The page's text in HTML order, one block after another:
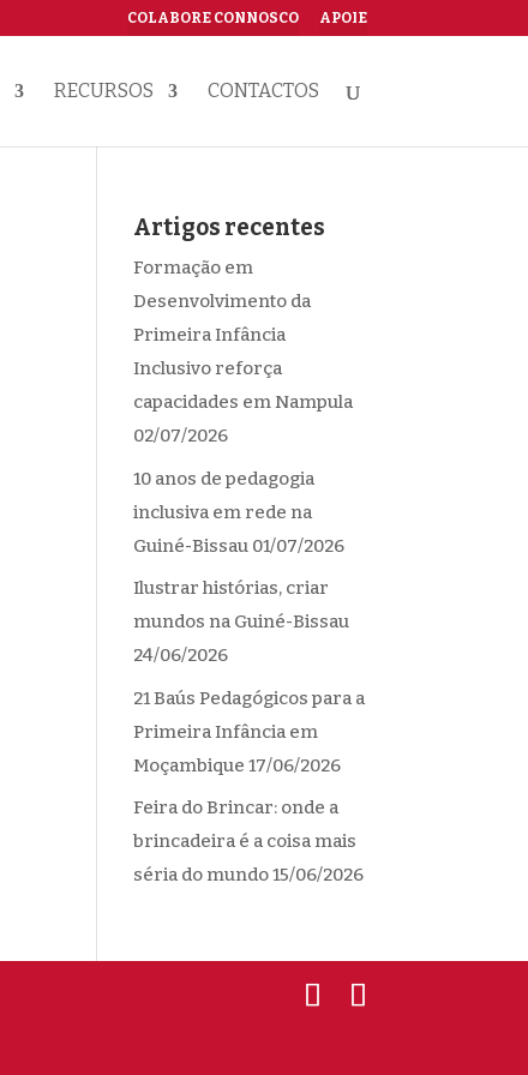
COLABORE CONNOSCO APOIE
RECURSOS CONTACTOS
Artigos recentes
Formação em
Desenvolvimento da
Primeira Infância
Inclusivo reforça
capacidades em Nampula
02/07/2026
10 anos de pedagogia
inclusiva em rede na
Guiné-Bissau 01/07/2026
Ilustrar histórias, criar
mundos na Guiné-Bissau
24/06/2026
21 Baús Pedagógicos para a
Primeira Infância em
Moçambique 17/06/2026
Feira do Brincar: onde a
brincadeira é a coisa mais
séria do mundo15/06/2026